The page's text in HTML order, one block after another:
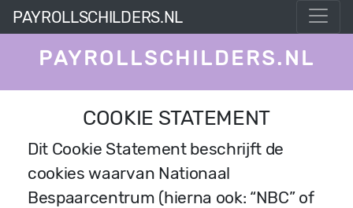
PAYROLLSCHILDERS.NL
PAYROLLSCHILDERS.NL
COOKIE STATEMENT
Dit Cookie Statement beschrijft de
cookies waarvan Nationaal
Bespaarcentrum (hierna ook: “NBC” of